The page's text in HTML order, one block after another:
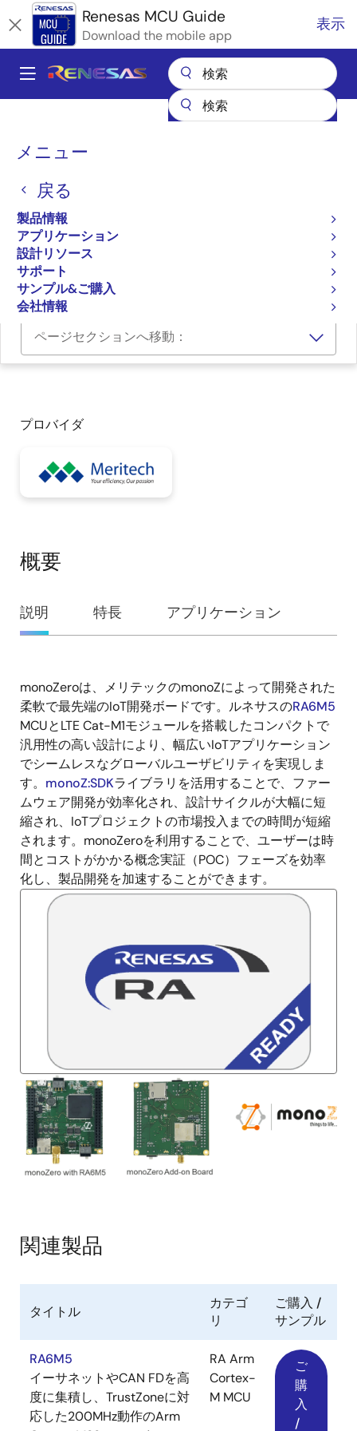
イ
ン
Renesas MCU Guide
Download the mobile app
表示
Main
メニュー
戻る
製品情報
アプリケーション
設計リソース
サポート
サンプル&ご購入
会社情報
パ
く
ず
マイクロコントローラとマイクロプロセッサ
RAファミリのパートナエコシステムソリューション
株式会社メリテック monoZero
株式会社メリテック
monoZero
Meritech monoZero
ページセクションへ移動：
プロバイダ
概要
概
要
説明 特長 アプリケーション
説
明
monoZeroは、メリテックのmonoZによって開発された
柔軟で最先端のIoT開発ボードです。ルネサスのRA6M5
MCUとLTE Cat-M1モジュールを搭載したコンパクトで
汎用性の高い設計により、幅広いIoTアプリケーション
でシームレスなグローバルユーザビリティを実現しま
す。 monoZ:SDKライブラリを活用することで、ファー
ムウェア開発が効率化され、設計サイクルが大幅に短
縮され、IoTプロジェクトの市場投入までの時間が短縮
されます。monoZeroを利用することで、ユーザーは時
間とコストがかかる概念実証（POC）フェーズを効率
化し、製品開発を加速することができます。
画
像
関連製品
タイトル
カテゴ
リ
ご購入 /
サンプル
RA6M5
イーサネットやCAN FDを高
度に集積し、TrustZoneに対
応した200MHz動作のArm
RA Arm
Cortex-
M MCU
ご
購
入
/